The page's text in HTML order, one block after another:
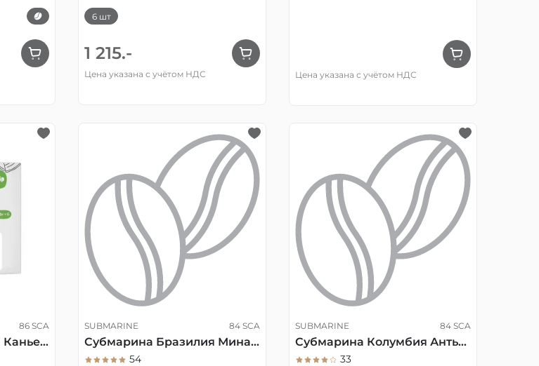
6 шт
1 215.-
Цена указана с учётом НДС Цена указана с учётом НДС
86 SCA
Дрип-пакеты Руанда Каньеге
SUBMARINE 84 SCA
Субмарина Бразилия Минас-Жерайс Milk, эспрессо, 200 гр
54
SUBMARINE 84 SCA
Субмарина Колумбия Антьокия Milk, эспрессо, 200 гр
33